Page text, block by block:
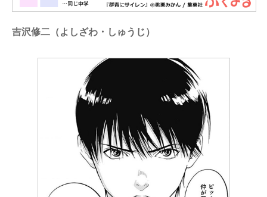
吉沢修二（よしざわ・しゅうじ）